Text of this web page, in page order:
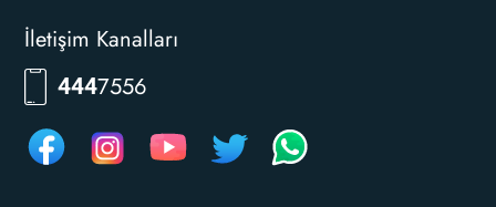
İletişim Kanalları
444RKLM